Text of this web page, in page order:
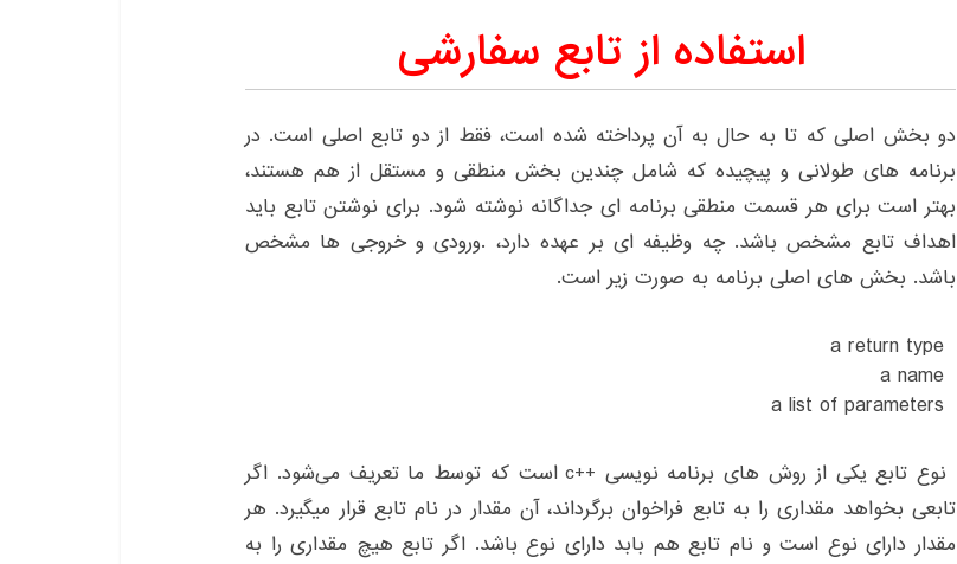
استفاده از تابع سفارشی
دو بخش اصلی که تا به حال به آن پرداخته شده است، فقط از دو تابع اصلی است. در
برنامه های طولانی و پیچیده که شامل چندین بخش منطقی و مستقل از هم هستند،
بهتر است برای هر قسمت منطقی برنامه ای جداگانه نوشته شود. برای نوشتن تابع باید
اهداف تابع مشخص باشد. چه وظیفه ای بر عهده دارد، .ورودی و خروجی ها مشخص
باشد. بخش های اصلی برنامه به صورت زیر است.
a return type
a name
a list of parameters
نوع تابع یکی از روش های برنامه نویسی ++c است که توسط ما تعریف می‌شود. اگر
تابعی بخواهد مقداری را به تابع فراخوان برگرداند، آن مقدار در نام تابع قرار میگیرد. هر
مقدار دارای نوع است و نام تابع هم بابد دارای نوع باشد. اگر تابع هیچ مقداری را به